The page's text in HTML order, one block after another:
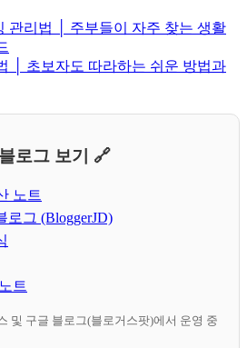
관리법 │ 주부들이 자주 찾는 생활
│ 초보자도 따라하는 쉬운 방법과
로그 보기 🔗
노트
로그 (BloggerJD)
트
및 구글 블로그(블로거스팟)에서 운영 중